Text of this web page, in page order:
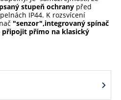
stupeň ochrany před
IP44. K rozsvícení
"senzor",integrovaný spínač
připojit přímo na klasický